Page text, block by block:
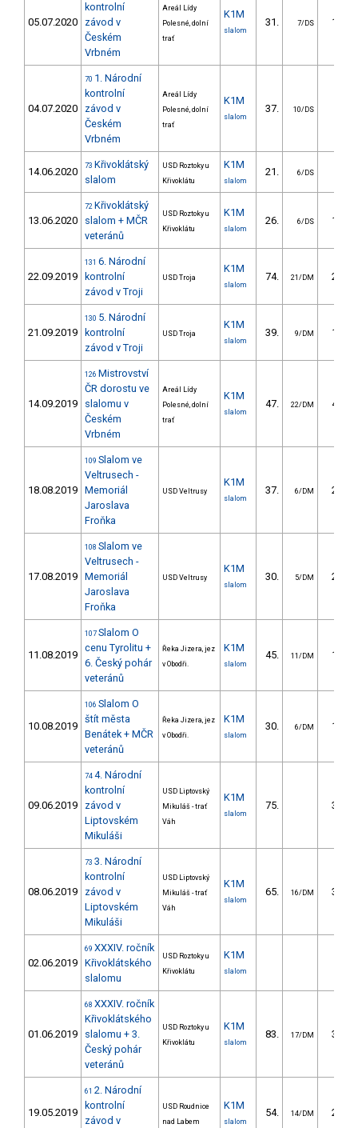
05.07.2020
kontrolní
závod v
Českém
Vrbném
Areál Lídy
Polesné, dolní
trať
K1M
slalom
31. 7/DS 11.57
04.07.2020
70 1. Národní
kontrolní
závod v
Českém
Vrbném
Areál Lídy
Polesné, dolní
trať
K1M
slalom
37. 10/DS
14.06.2020 73 Křivoklátský
slalom
USD Roztoky u
Křivoklátu
K1M
slalom
21. 6/DS
13.06.2020
72 Křivoklátský
slalom + MČR
veteránů
USD Roztoky u
Křivoklátu
K1M
slalom
26. 6/DS 16.15
22.09.2019
131 6. Národní
kontrolní
závod v Troji
USD Troja
K1M
slalom
74. 21/DM 29.39
21.09.2019
130 5. Národní
kontrolní
závod v Troji
USD Troja
K1M
slalom
39. 9/DM 19.63
14.09.2019
126 Mistrovství
ČR dorostu ve
slalomu v
Českém
Vrbném
Areál Lídy
Polesné, dolní
trať
K1M
slalom
47. 22/DM 41.01
18.08.2019
109 Slalom ve
Veltrusech -
Memoriál
Jaroslava
Froňka
USD Veltrusy
K1M
slalom
37. 6/DM 29.34
17.08.2019
108 Slalom ve
Veltrusech -
Memoriál
Jaroslava
Froňka
USD Veltrusy
K1M
slalom
30. 5/DM 22.48
11.08.2019
107 Slalom O
cenu Tyrolitu +
6. Český pohár
veteránů
Řeka Jizera, jez
v Obodři.
K1M
slalom
45. 11/DM 18.68
10.08.2019
106 Slalom O
štít města
Benátek + MČR
veteránů
Řeka Jizera, jez
v Obodři.
K1M
slalom
30. 6/DM 16.47
09.06.2019
74 4. Národní
kontrolní
závod v
Liptovském
Mikuláši
USD Liptovský
Mikuláš - trať
Váh
K1M
slalom
75. 37.96
08.06.2019
73 3. Národní
kontrolní
závod v
Liptovském
Mikuláši
USD Liptovský
Mikuláš - trať
Váh
K1M
slalom
65. 16/DM 32.08
02.06.2019
69 XXXIV. ročník
Křivoklátského
slalomu
USD Roztoky u
Křivoklátu
K1M
slalom
01.06.2019
68 XXXIV. ročník
Křivoklátského
slalomu + 3.
Český pohár
veteránů
USD Roztoky u
Křivoklátu
K1M
slalom
83. 17/DM 30.77
19.05.2019
61 2. Národní
kontrolní
závod v
USD Roudnice
nad Labem
K1M
slalom
54. 14/DM 28.86